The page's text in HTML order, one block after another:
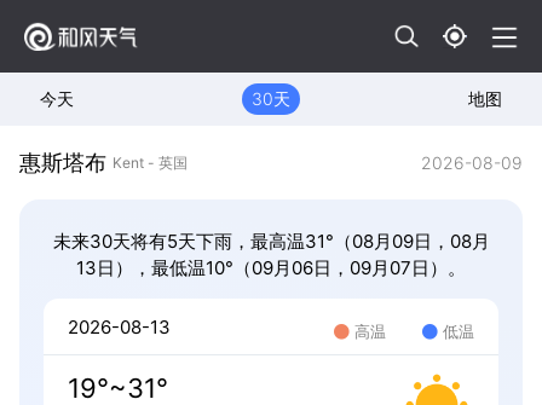
今天 30天 地图
惠斯塔布 Kent - 英国 2026-08-09
未来30天将有5天下雨，最高温31°（08月09日，08月
13日），最低温10°（09月06日，09月07日）。
2026-08-13 高温 低温
19°~31°